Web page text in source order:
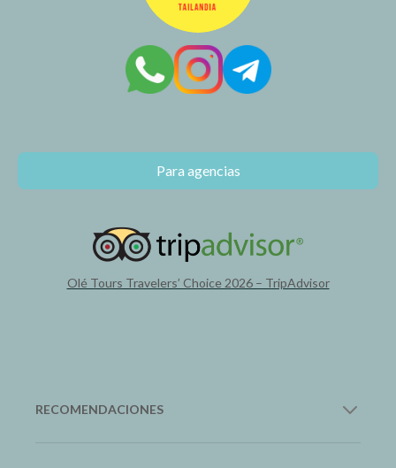
Para agencias
Olé Tours Travelers’ Choice 2026 – TripAdvisor
RECOMENDACIONES